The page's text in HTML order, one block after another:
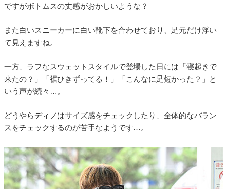
ですがボトムスの丈感がおかしいような？
また白いスニーカーに白い靴下を合わせており、足元だけ浮い
て見えますね。
一方、ラフなスウェットスタイルで登場した日には「寝起きで
来たの？」「裾ひきずってる！」「こんなに足短かった？」と
いう声が続々…。
どうやらディノはサイズ感をチェックしたり、全体的なバラン
スをチェックするのが苦手なようです…。